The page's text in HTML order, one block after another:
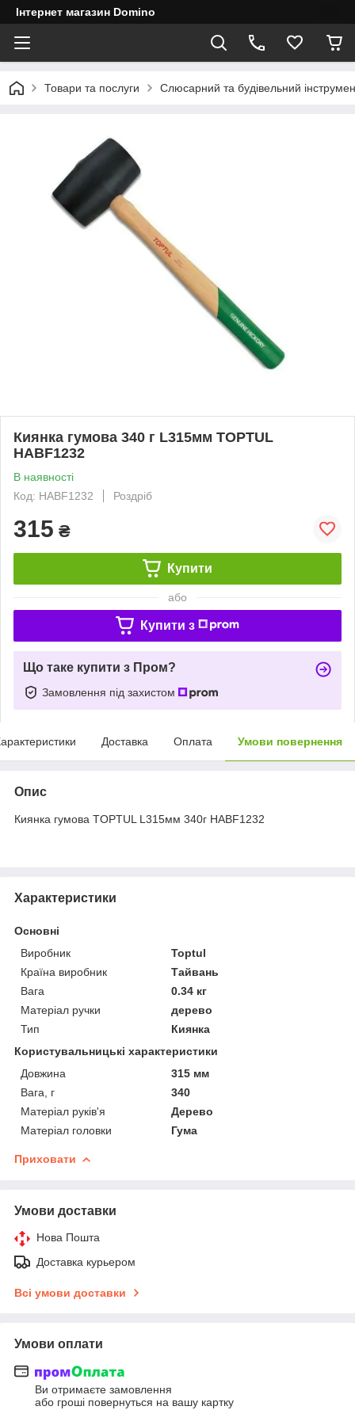
Інтернет магазин Domino
Товари та послуги Слюсарний та будівельний
Киянка гумова 340 г L315мм TOPTUL
HABF1232
В наявності
Код: HABF1232
Роздріб
315 ₴
Купити
або
Купити з
Що таке купити з Пром?
Замовлення під захистом
Доставка Оплата Умови повернення
Опис
Киянка гумова TOPTUL L315мм 340г HABF1232
Характеристики
Основні
Виробник
Toptul
Країна виробник
Тайвань
Вага
0.34 кг
Матеріал ручки
дерево
Тип
Киянка
Користувальницькі характеристики
Довжина
315 мм
Вага, г
340
Матеріал руків'я
Дерево
Матеріал головки
Гума
Приховати
Умови доставки
Нова Пошта
Доставка курьером
Всі умови доставки
Умови оплати
Ви отримаєте замовлення
або гроші повернуться на вашу картку